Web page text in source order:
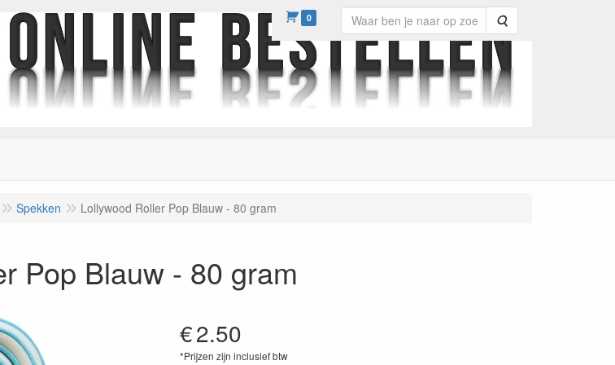
0 Zoeken
Spekken Lollywood Roller Pop Blauw - 80 gram
Pop Blauw - 80 gram
€2.50
*Prijzen zijn inclusief btw